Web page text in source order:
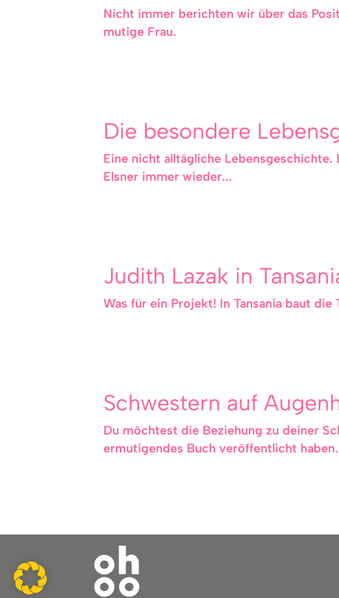
Nicht immer berichten wir über das
mutige Frau.
Die besondere
Eine nicht alltägliche
Elsner immer wieder...
Judith Lazak in
Was für ein Projekt! In Tansania baut
Schwestern auf
Du möchtest die Beziehung zu deiner
ermutigendes Buch veröffentlicht haben.